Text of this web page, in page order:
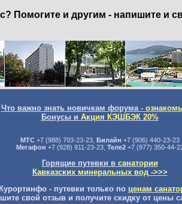
Помогите и другим - напишите и
Что важно знать новичкам форума -
Бонусы и Акция КЭШБЭК 20%
МТС+7 (988) 703-23-23, Билайн +7 (906) 440-23-23
Мегафон +7 (928) 911-23-23, Теле2+7 (977) 350-44-
Горящие путевки в санатории
Кавказских минеральных вод ->>>
Курортинфо - путевки только по ценам
свой отзыв и получите скидку от цены